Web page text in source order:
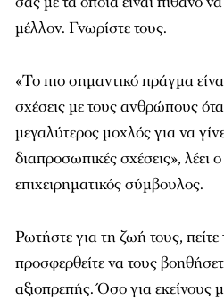
μέλλον. Γνωρίστε τους.
«Το πιο σημαντικό πράγμα
σχέσεις με τους ανθρώπους
μεγαλύτερος μοχλός για να
διαπροσωπικές σχέσεις»,
επιχειρηματικός σύμβουλος.
Ρωτήστε για τη ζωή τους,
προσφερθείτε να τους
αξιοπρεπής. Όσο για εκείνους